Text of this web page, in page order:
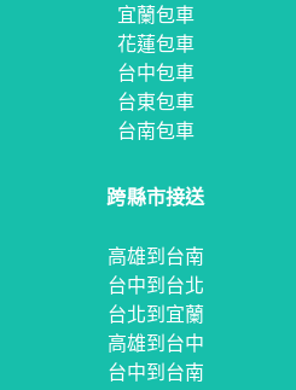
宜蘭包車
花蓮包車
台中包車
台東包車
台南包車
跨縣市接送
高雄到台南
台中到台北
台北到宜蘭
高雄到台中
台中到台南